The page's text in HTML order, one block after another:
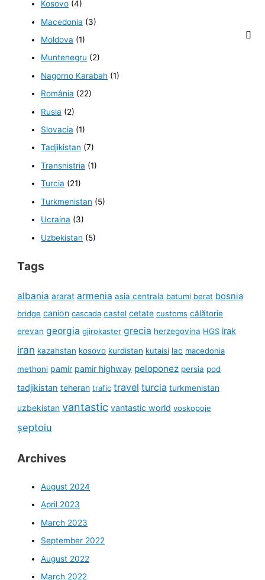
Kosovo (4)
Macedonia (3)
Moldova (1)
Muntenegru (2)
Nagorno Karabah (1)
România (22)
Rusia (2)
Slovacia (1)
Tadjikistan (7)
Transnistria (1)
Turcia (21)
Turkmenistan (5)
Ucraina (3)
Uzbekistan (5)
Tags
albania ararat armenia asia centrala batumi berat bosnia
bridge canion cascada castel cetate customs călătorie
erevan georgia gjirokaster grecia herzegovina HGS irak
iran kazahstan kosovo kurdistan kutaisi lac macedonia
methoni pamir pamir highway peloponez persia pod
tadjikistan teheran trafic travel turcia turkmenistan
uzbekistan vantastic vantastic world voskopoje
șeptoiu
Archives
August 2024
April 2023
March 2023
September 2022
August 2022
March 2022